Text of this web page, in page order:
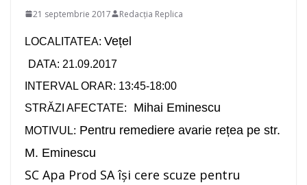
21 septembrie 2017 Redacția Replica
LOCALITATEA: Vețel
DATA: 21.09.2017
INTERVAL ORAR: 13:45-18:00
STRĂZI AFECTATE:
Mihai Eminescu
MOTIVUL: Pentru remediere avarie rețea pe str.
M. Eminescu
SC Apa Prod SA își cere scuze pentru